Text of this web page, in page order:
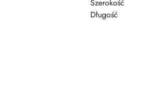
Szerokość
Długość